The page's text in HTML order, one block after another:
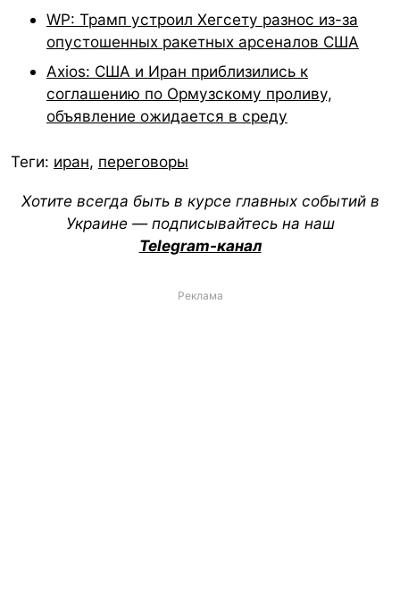
WP: Трамп устроил Хегсету разнос из-за
опустошенных ракетных арсеналов США
Axios: США и Иран приблизились к
соглашению по Ормузскому проливу,
объявление ожидается в среду
Теги: иран, переговоры
Хотите всегда быть в курсе главных событий в
Украине — подписывайтесь на наш
Telegram-канал
Реклама